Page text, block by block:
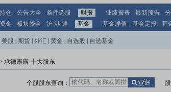
仓 公告大全 条件选股 财报 业绩报表 最新预告
金 板块资金 沪 港 通 基金 基金净值 基金定投 基
美股 期货 外汇 黄金 自选股 自选基金
承德露露-十大股东
个股股东查询：